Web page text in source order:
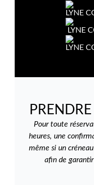
LYNE
LYNE
LYNE
Pour toute
heures, une
même si un
afin de